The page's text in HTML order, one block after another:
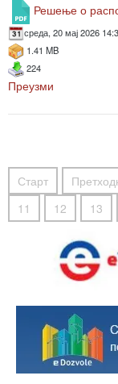
Решење о
среда, 20 мај 2026
1.41 MB
224
Преузми
Старт
11
12 13